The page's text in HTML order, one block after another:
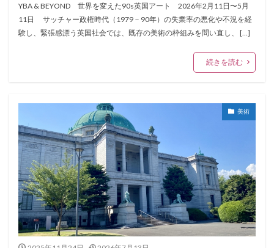
YBA & BEYOND 世界を変えた90s英国アート 2026年2月11日〜5月
11日 サッチャー政権時代（1979－90年）の失業率の悪化や不況を経
験し、緊張感漂う英国社会では、既存の美術の枠組みを問い直し、 […]
続きを読む
美術